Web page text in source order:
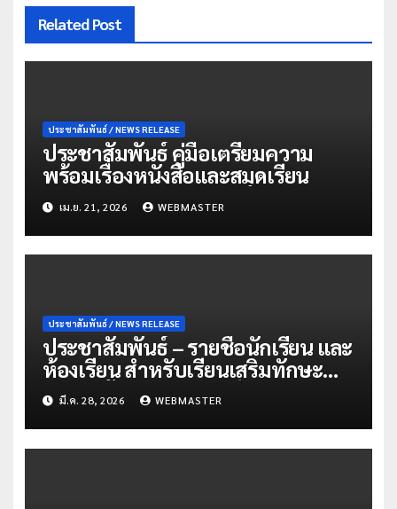
Related Post
ประชาสัมพันธ์ / NEWS RELEASE
ประชาสัมพันธ์ คู่มือเตรียมความ
พร้อมเรื่องหนังสือและสมุดเรียน
เม.ย. 21, 2026 WEBMASTER
ประชาสัมพันธ์ / NEWS RELEASE
ประชาสัมพันธ์ – รายชื่อนักเรียน และ
ห้องเรียน สำหรับเรียนเสริมทักษะ
ภาคฤดูร้อน (Summer) ปี 2569
มี.ค. 28, 2026 WEBMASTER